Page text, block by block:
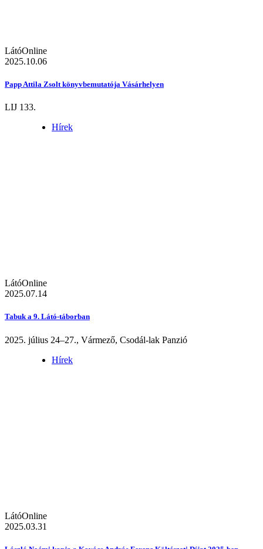
LátóOnline
2025.10.06
Papp Attila Zsolt könyvbemutatója Vásárhelyen
LIJ 133.
Hírek
LátóOnline
2025.07.14
Tabuk a 9. Látó-táborban
2025. július 24–27., Vármező, Csodál-lak Panzió
Hírek
LátóOnline
2025.03.31